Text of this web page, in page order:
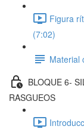
Figura
(7:02)
Material
BLOQUE 6-
RASGUEOS